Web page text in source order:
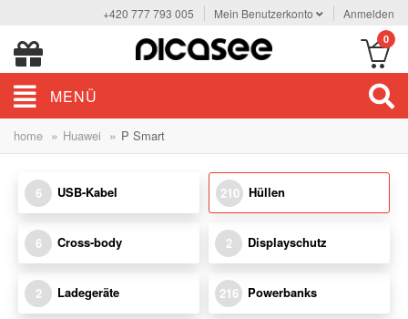
+420 777 793 005 Mein Benutzerkonto Anmelden
0
MENÜ
home » Huawei » P Smart
6 USB-Kabel 210 Hüllen
6 Cross-body 2 Displayschutz
2 Ladegeräte 216 Powerbanks